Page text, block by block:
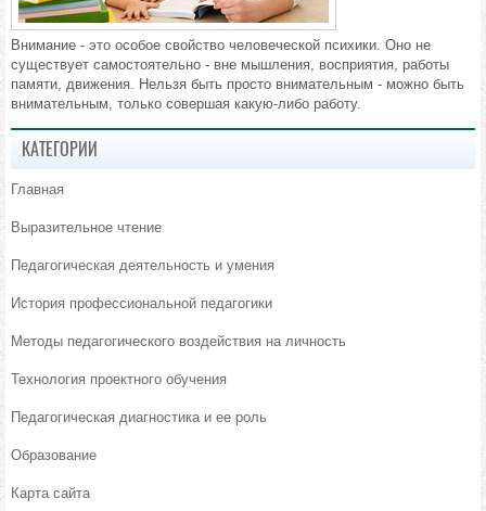
Внимание - это особое свойство человеческой психики. Оно не
существует самостоятельно - вне мышления, восприятия, работы
памяти, движения. Нельзя быть просто внимательным - можно быть
внимательным, только совершая какую-либо работу.
КАТЕГОРИИ
Главная
Выразительное чтение
Педагогическая деятельность и умения
История профессиональной педагогики
Методы педагогического воздействия на личность
Технология проектного обучения
Педагогическая диагностика и ее роль
Образование
Карта сайта